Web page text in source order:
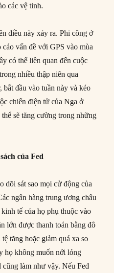
các vệ tinh.
điều này xảy ra. Phi công ở
vấn đề với GPS vào mùa
có thể liên quan đến cuộc
nhiều thập niên qua
bắt đầu vào tuần này và kéo
chiến điện tử của Nga ở
sẽ tăng cường trong những
của Fed
dõi sát sao mọi cử động của
ngân hàng trung ương châu
tế của họ phụ thuộc vào
lớn được thanh toán bằng đô
tăng hoặc giảm quá xa so
họ không muốn nới lỏng
làm như vậy. Nếu Fed